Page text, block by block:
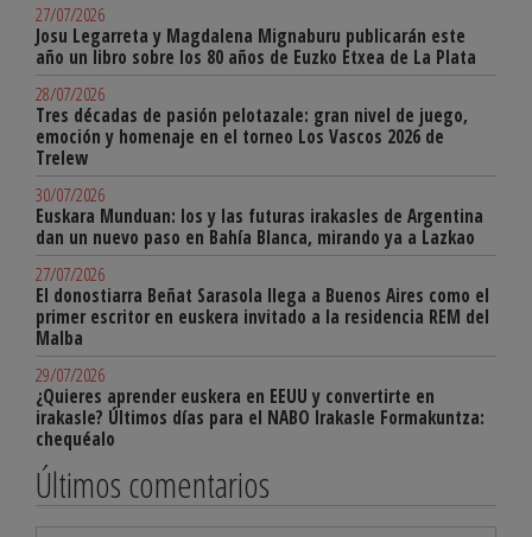
27/07/2026
Josu Legarreta y Magdalena Mignaburu publicarán este
año un libro sobre los 80 años de Euzko Etxea de La Plata
28/07/2026
Tres décadas de pasión pelotazale: gran nivel de juego,
emoción y homenaje en el torneo Los Vascos 2026 de
Trelew
30/07/2026
Euskara Munduan: los y las futuras irakasles de Argentina
dan un nuevo paso en Bahía Blanca, mirando ya a Lazkao
27/07/2026
El donostiarra Beñat Sarasola llega a Buenos Aires como el
primer escritor en euskera invitado a la residencia REM del
Malba
29/07/2026
¿Quieres aprender euskera en EEUU y convertirte en
irakasle? Últimos días para el NABO Irakasle Formakuntza:
chequéalo
Últimos comentarios